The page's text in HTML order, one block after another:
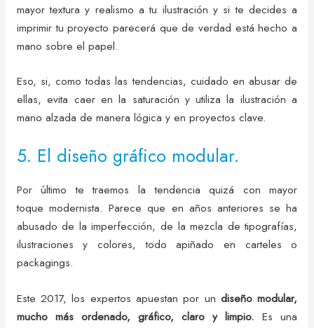
mayor textura y realismo a tu ilustración y si te decides a
imprimir tu proyecto parecerá que de verdad está hecho a
mano sobre el papel.
Eso, si, como todas las tendencias, cuidado en abusar de
ellas, evita caer en la saturación y utiliza la ilustración a
mano alzada de manera lógica y en proyectos clave.
5. El diseño gráfico modular.
Por último te traemos la tendencia quizá con mayor
toque modernista. Parece que en años anteriores se ha
abusado de la imperfección, de la mezcla de tipografías,
ilustraciones y colores, todo apiñado en carteles o
packagings.
Este 2017, los expertos apuestan por un diseño modular,
mucho más ordenado, gráfico, claro y limpio. Es una